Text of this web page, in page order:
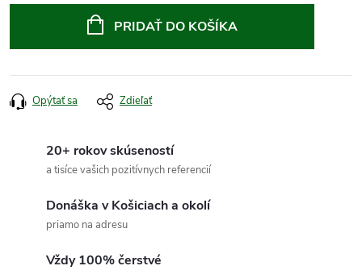
PRIDAŤ DO KOŠÍKA
Opýtať sa Zdieľať
20+ rokov skúseností
a tisíce vašich pozitívnych referencií
Donáška v Košiciach a okolí
priamo na adresu
Vždy 100% čerstvé